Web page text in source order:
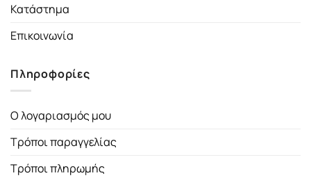
Κατάστημα
Επικοινωνία
Πληροφορίες
Ο λογαριασμός μου
Τρόποι παραγγελίας
Τρόποι πληρωμής